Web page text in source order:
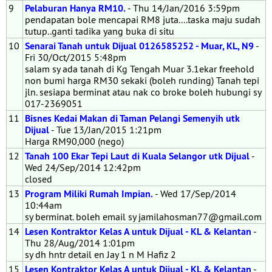
9
Pelaburan Hanya RM10. - Thu 14/Jan/2016 3:59pm
pendapatan bole mencapai RM8 juta....taska maju sudah
tutup..ganti tadika yang buka di situ
10 Senarai Tanah untuk Dijual 0126585252 - Muar, KL, N9 -
Fri 30/Oct/2015 5:48pm
salam sy ada tanah di Kg Tengah Muar 3.1ekar freehold
non bumi harga RM30 sekaki (boleh runding) Tanah tepi
jln. sesiapa berminat atau nak co broke boleh hubungi sy
017-2369051
11 Bisnes Kedai Makan di Taman Pelangi Semenyih utk
Dijual - Tue 13/Jan/2015 1:21pm
Harga RM90,000 (nego)
12 Tanah 100 Ekar Tepi Laut di Kuala Selangor utk Dijual -
Wed 24/Sep/2014 12:42pm
closed
13 Program Miliki Rumah Impian. - Wed 17/Sep/2014
10:44am
sy berminat. boleh email sy jamilahosman77@gmail.com
14 Lesen Kontraktor Kelas A untuk Dijual - KL & Kelantan -
Thu 28/Aug/2014 1:01pm
sy dh hntr detail en Jay 1 n M Hafiz 2
15 Lesen Kontraktor Kelas A untuk Dijual - KL & Kelantan -